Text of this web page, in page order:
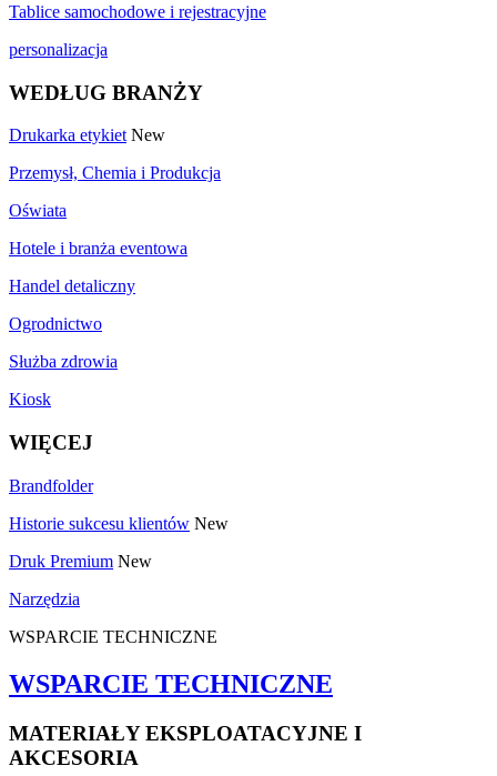
Tablice samochodowe i rejestracyjne
personalizacja
WEDŁUG BRANŻY
Drukarka etykiet New
Przemysł, Chemia i Produkcja
Oświata
Hotele i branża eventowa
Handel detaliczny
Ogrodnictwo
Służba zdrowia
Kiosk
WIĘCEJ
Brandfolder
Historie sukcesu klientów New
Druk Premium New
Narzędzia
WSPARCIE TECHNICZNE
WSPARCIE TECHNICZNE
MATERIAŁY EKSPLOATACYJNE I
AKCESORIA